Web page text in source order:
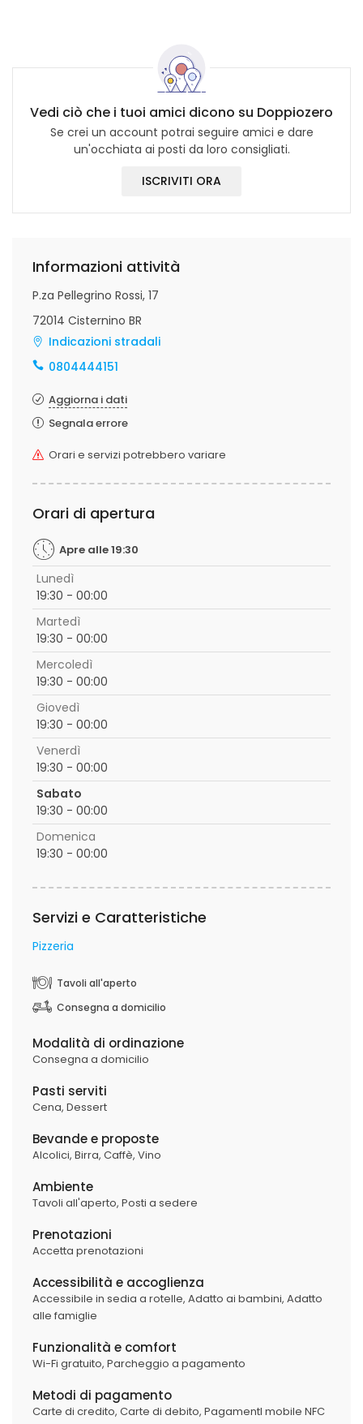
Vedi ciò che i tuoi amici dicono su Doppiozero
Se crei un account potrai seguire amici e dare
un'occhiata ai posti da loro consigliati.
ISCRIVITI ORA
Informazioni attività
P.za Pellegrino Rossi, 17
72014 Cisternino BR
Indicazioni stradali
0804444151
Aggiorna i dati
Segnala errore
Orari e servizi potrebbero variare
Orari di apertura
Apre alle 19:30
Lunedì
19:30 - 00:00
Martedì
19:30 - 00:00
Mercoledì
19:30 - 00:00
Giovedì
19:30 - 00:00
Venerdì
19:30 - 00:00
Sabato
19:30 - 00:00
Domenica
19:30 - 00:00
Servizi e Caratteristiche
Pizzeria
Tavoli all'aperto
Consegna a domicilio
Modalità di ordinazione
Consegna a domicilio
Pasti serviti
Cena, Dessert
Bevande e proposte
Alcolici, Birra, Caffè, Vino
Ambiente
Tavoli all'aperto, Posti a sedere
Prenotazioni
Accetta prenotazioni
Accessibilità e accoglienza
Accessibile in sedia a rotelle, Adatto ai bambini, Adatto
alle famiglie
Funzionalità e comfort
Wi-Fi gratuito, Parcheggio a pagamento
Metodi di pagamento
Carte di credito, Carte di debito, PagamentI mobile NFC